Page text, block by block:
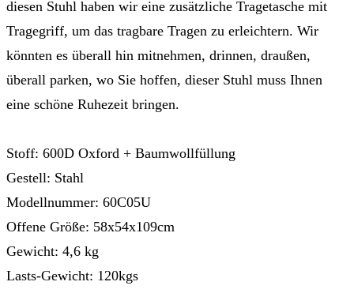
diesen Stuhl haben wir eine zusätzliche Tragetasche mit
Tragegriff, um das tragbare Tragen zu erleichtern. Wir
könnten es überall hin mitnehmen, drinnen, draußen,
überall parken, wo Sie hoffen, dieser Stuhl muss Ihnen
eine schöne Ruhezeit bringen.
Stoff: 600D Oxford + Baumwollfüllung
Gestell: Stahl
Modellnummer: 60C05U
Offene Größe: 58x54x109cm
Gewicht: 4,6 kg
Lasts-Gewicht: 120kgs